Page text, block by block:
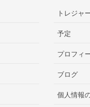
トレジャ
予定
プロフィ
ブログ
個人情報